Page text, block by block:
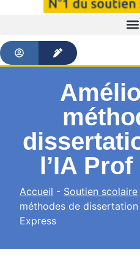
l’IA
Accueil - Soutien scolaire
méthodes de dissertation
Express